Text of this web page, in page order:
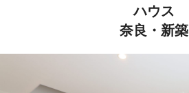
ハウス
奈良・新築